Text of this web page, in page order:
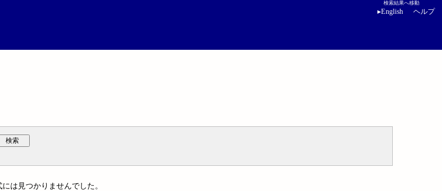
検索結果へ移動
▸English ヘルプ
検索
は見つかりませんでした。